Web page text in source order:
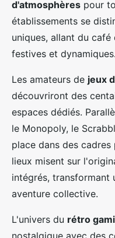
d'atmosphères pour
établissements se
uniques, allant du
festives et dynamiques.
Les amateurs de jeux
découvriront des
espaces dédiés.
le Monopoly, le
place dans des
lieux misent sur
intégrés, transformant
aventure collective.
L'univers du rétro